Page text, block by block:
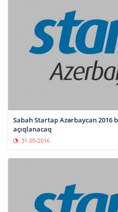
Sabah Startap Azərbaycan 2016
açıqlanacaq
31-05-2016